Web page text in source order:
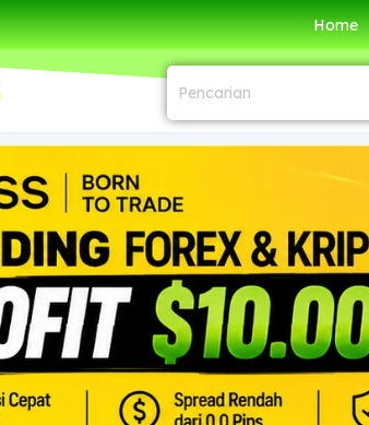
Home